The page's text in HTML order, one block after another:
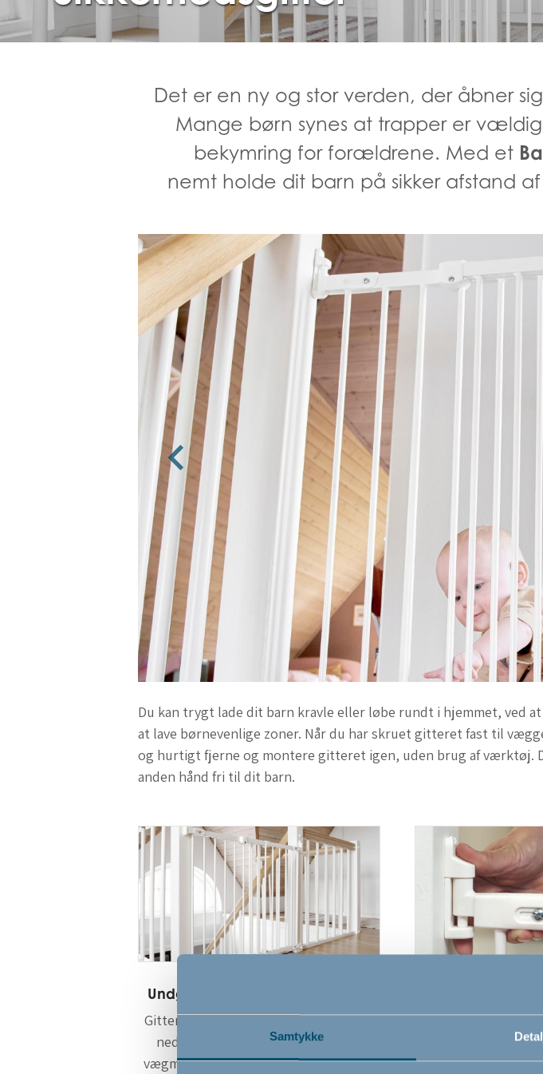
Samtykke
Det er en ny og stor verden, der åbner
Mange børn synes at trapper er
bekymring for forældrene. Med et
nemt holde dit barn på sikker afstand
Du kan trygt lade dit barn kravle eller løbe rundt i hjemmet, ved
at lave børnevenlige zoner. Når du har skruet gitteret fast til
og hurtigt fjerne og montere gitteret igen, uden brug af værktøj.
anden hånd fri til dit barn.
Undgå bekymringer om trapper
Gitteret kan monteres både øverst og
nederst på trappen. Da gitteret er
vægmonteret kan det sættes fast helt
Når gitteret er
eller dørkarmen,